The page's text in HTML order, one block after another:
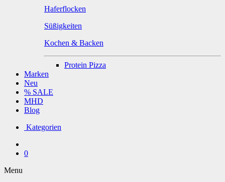
Haferflocken
Süßigkeiten
Kochen & Backen
Protein Pizza
Marken
Neu
% SALE
MHD
Blog
Kategorien
0
Menu